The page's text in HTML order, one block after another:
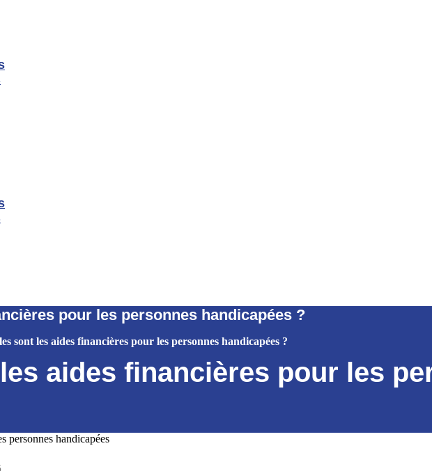
pour les personnes handicapées ?
sont les aides financières pour les personnes handicapées ?
aides financières pour les